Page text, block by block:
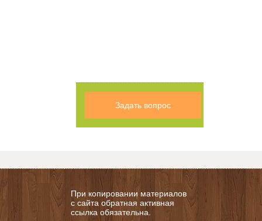
Задать вопрос
При копировании материалов
с сайта обратная активная
ссылка обязательна.